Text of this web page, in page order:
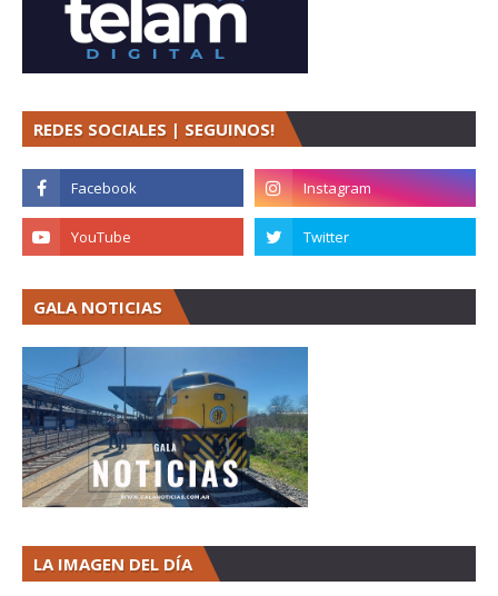
REDES SOCIALES | SEGUINOS!
GALA NOTICIAS
LA IMAGEN DEL DÍA